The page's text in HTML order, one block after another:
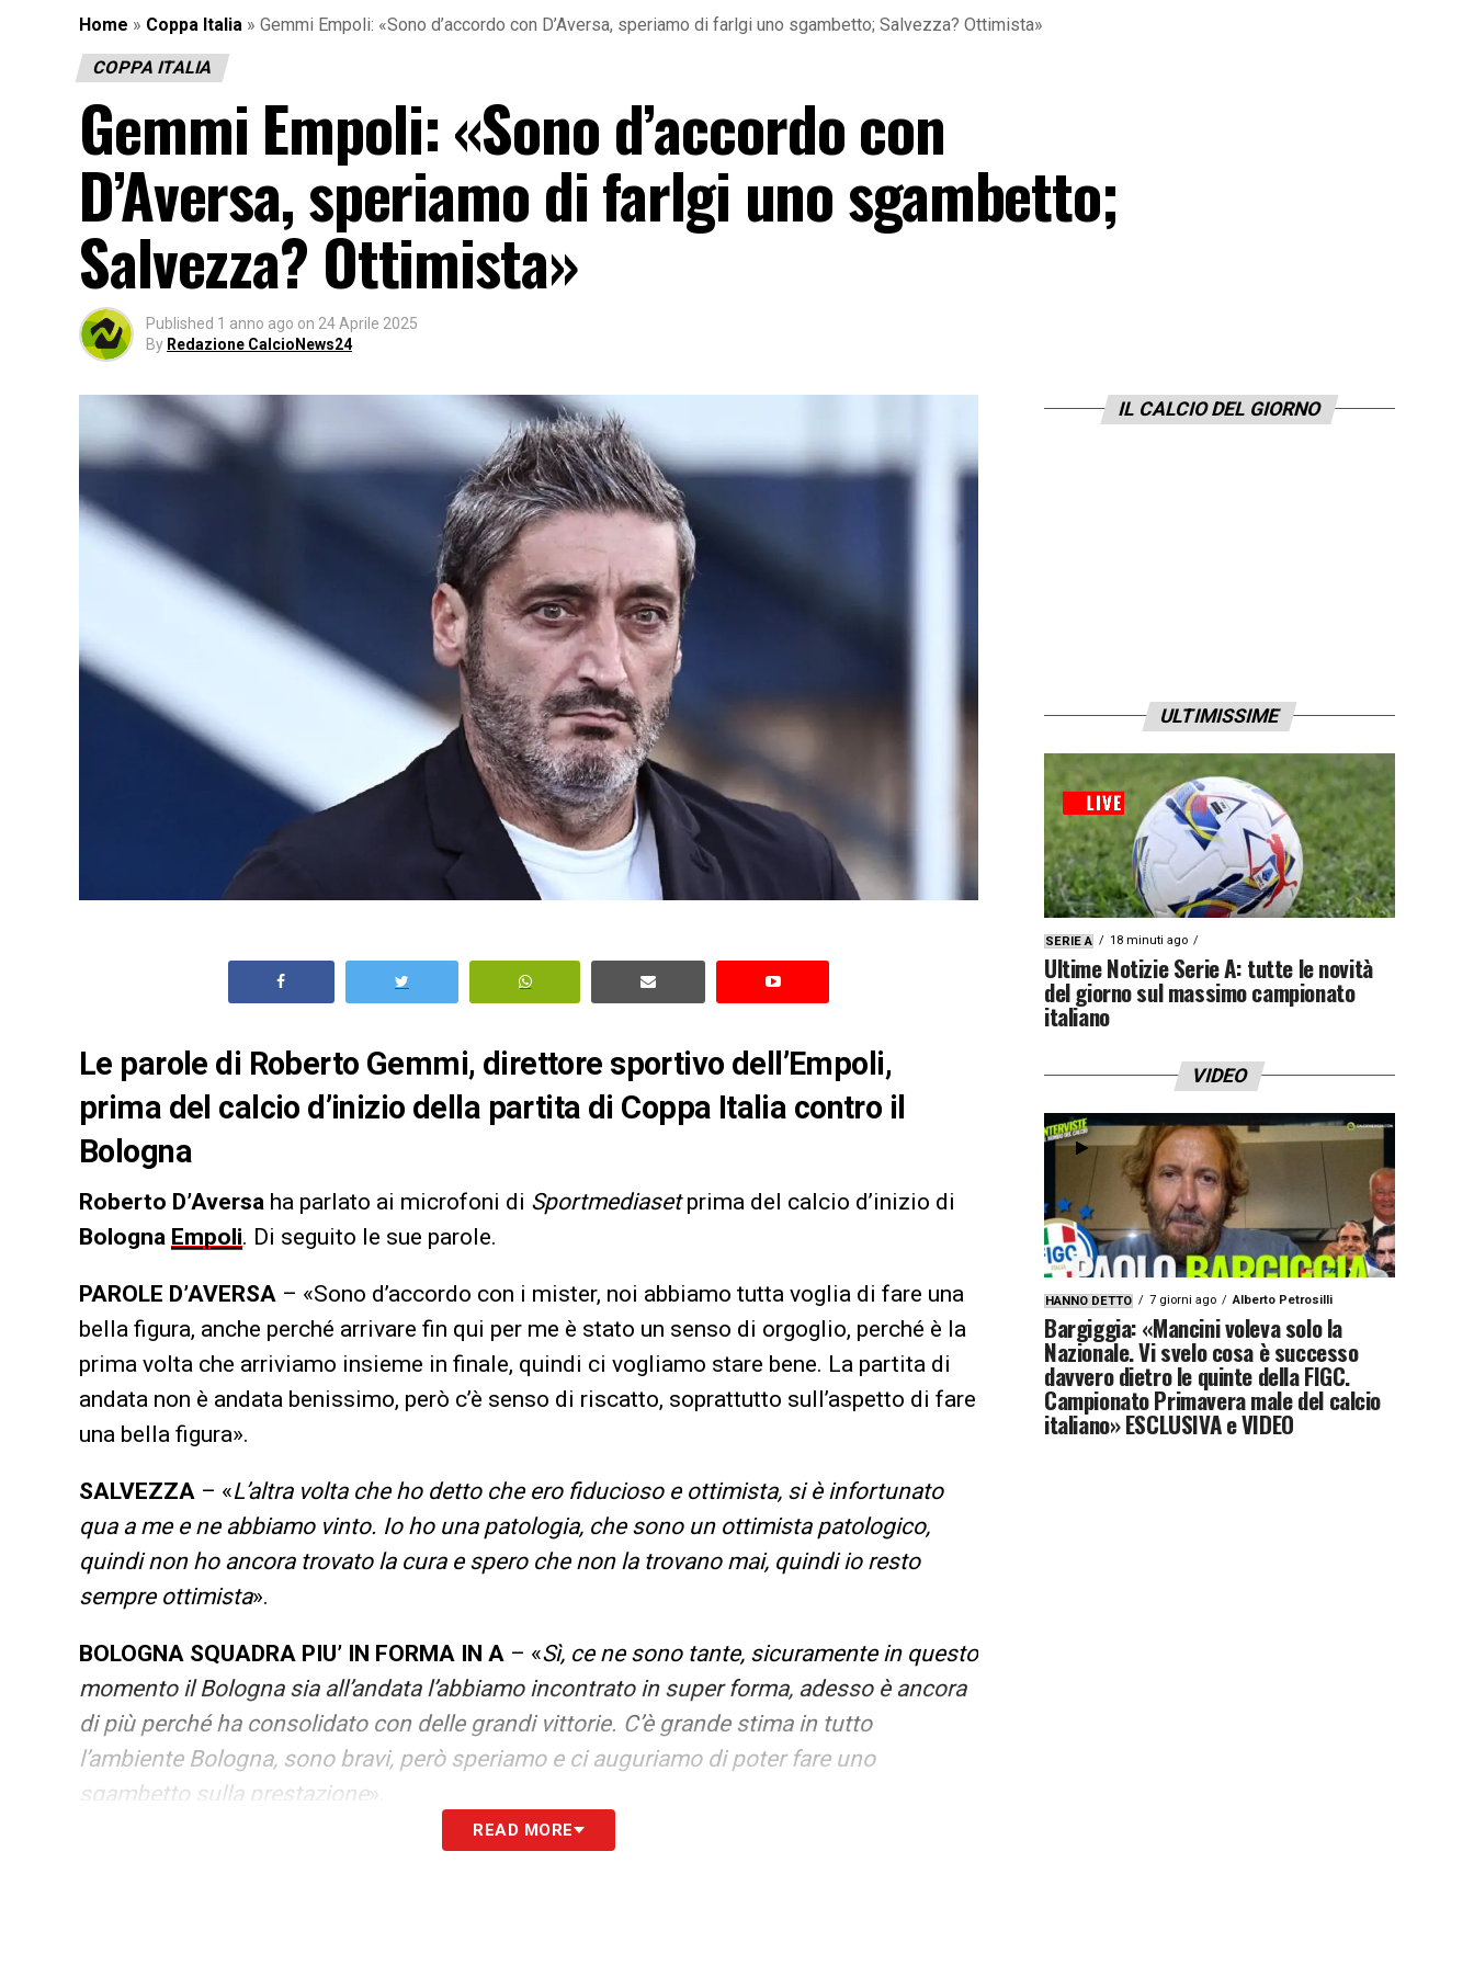
Home » Coppa Italia » Gemmi Empoli: «Sono d’accordo con D’Aversa, speriamo di farlgi uno sgambetto; Salvezza? Ottimista»
COPPA ITALIA
Gemmi Empoli: «Sono d’accordo con
D’Aversa, speriamo di farlgi uno sgambetto;
Salvezza? Ottimista»
Published 1 anno ago on 24 Aprile 2025
By Redazione CalcioNews24
Le parole di Roberto Gemmi, direttore sportivo dell’Empoli,
prima del calcio d’inizio della partita di Coppa Italia contro il
Bologna
Roberto D’Aversa ha parlato ai microfoni di Sportmediasetprima del calcio d’inizio di
Bologna Empoli. Di seguito le sue parole.
PAROLE D’AVERSA – «Sono d’accordo con i mister, noi abbiamo tutta voglia di fare una
bella figura, anche perché arrivare fin qui per me è stato un senso di orgoglio, perché è la
prima volta che arriviamo insieme in finale, quindi ci vogliamo stare bene. La partita di
andata non è andata benissimo, però c’è senso di riscatto, soprattutto sull’aspetto di fare
una bella figura».
SALVEZZA – «L’altra volta che ho detto che ero fiducioso e ottimista, si è infortunato
qua a me e ne abbiamo vinto. Io ho una patologia, che sono un ottimista patologico,
quindi non ho ancora trovato la cura e spero che non la trovano mai, quindi io resto
sempre ottimista».
BOLOGNA SQUADRA PIU’ IN FORMA IN A – «Sì, ce ne sono tante, sicuramente in questo
momento il Bologna sia all’andata l’abbiamo incontrato in super forma, adesso è ancora
di più perché ha consolidato con delle grandi vittorie. C’è grande stima in tutto
l’ambiente Bologna, sono bravi, però speriamo e ci auguriamo di poter fare uno
sgambetto sulla prestazione».
READ MORE
IL CALCIO DEL GIORNO
ULTIMISSIME
SERIE A 18 minuti ago
Ultime Notizie Serie A: tutte le novità
del giorno sul massimo campionato
italiano
VIDEO
HANNO DETTO 7 giorni ago Alberto Petrosilli
Bargiggia: «Mancini voleva solo la
Nazionale. Vi svelo cosa è successo
davvero dietro le quinte della FIGC.
Campionato Primavera male del calcio
italiano» ESCLUSIVA e VIDEO